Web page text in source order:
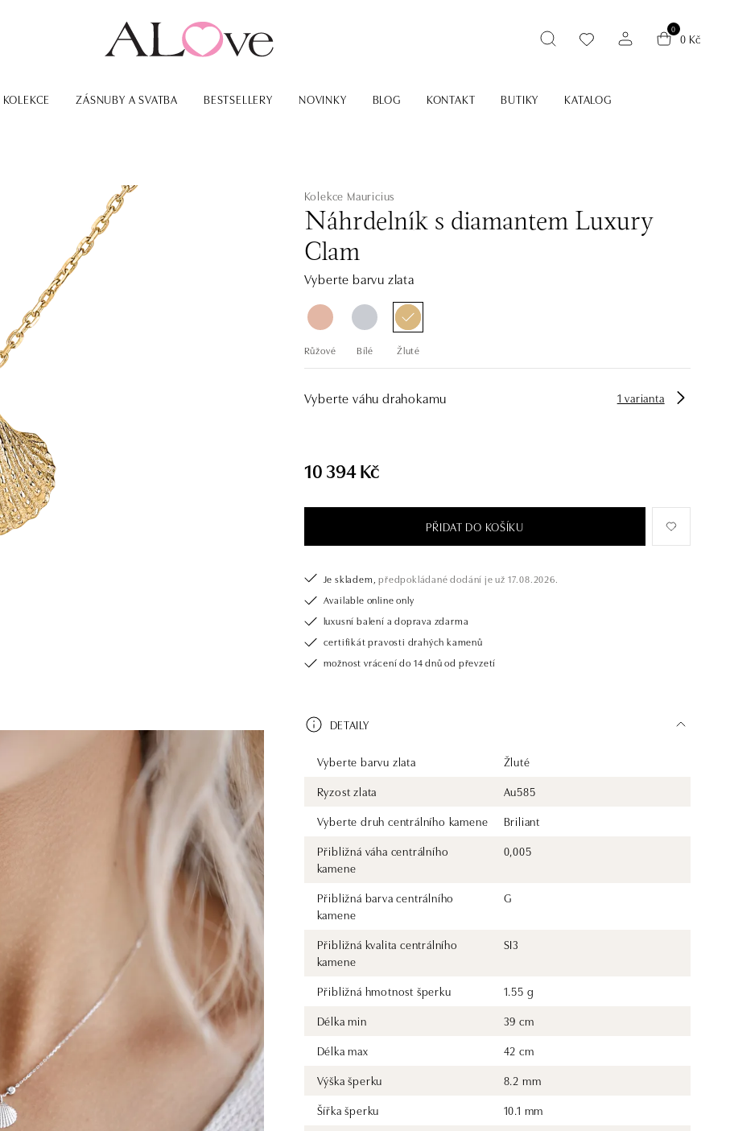
0
0 Kč
KOLEKCE ZÁSNUBY A SVATBA BESTSELLERY NOVINKY BLOG KONTAKT BUTIKY KATALOG
Kolekce Mauricius
Náhrdelník s diamantem Luxury
Clam
Vyberte barvu zlata
Růžové Bílé Žluté
Vyberte váhu drahokamu 1 varianta
10 394 Kč
PŘIDAT DO KOŠÍKU
Je skladem, předpokládané dodání je už 17.08.2026.
Available online only
luxusní balení a doprava zdarma
certifikát pravosti drahých kamenů
možnost vrácení do 14 dnů od převzetí
DETAILY
Vyberte barvu zlata
Žluté
Ryzost zlata
Au585
Vyberte druh centrálního kamene
Briliant
Přibližná váha centrálního
kamene
0,005
Přibližná barva centrálního
kamene
G
Přibližná kvalita centrálního
kamene
SI3
Přibližná hmotnost šperku
1.55 g
Délka min
39 cm
Délka max
42 cm
Výška šperku
8.2 mm
Šířka šperku
10.1 mm